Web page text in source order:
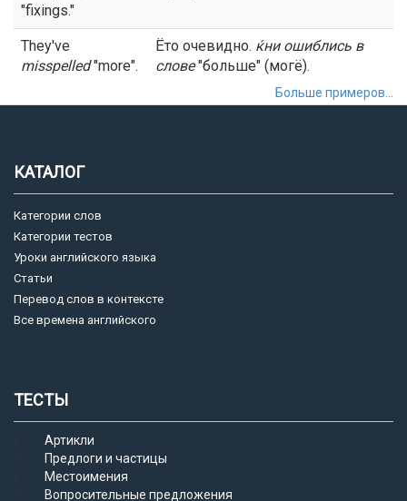
"fixings."
They've
misspelled"more".
Ёто очевидно. ќни ошиблись в
слове"больше" (могё).
Больше примеров...
КАТАЛОГ
Категории слов
Категории тестов
Уроки английского языка
Статьи
Перевод слов в контексте
Все времена английского
ТЕСТЫ
Артикли
Предлоги и частицы
Местоимения
Вопросительные предложения